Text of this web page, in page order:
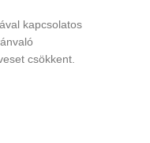
kapcsolatos
csökkent.